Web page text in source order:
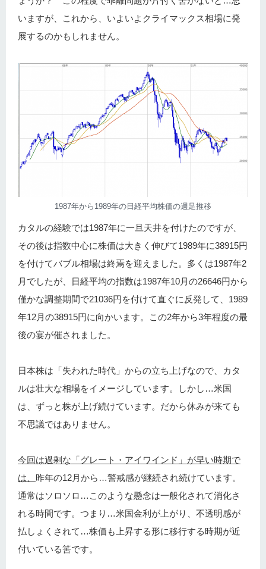
いますが、これから、いよいよクライマックス相場に発
展するのかもしれません。
1987年から1989年の日経平均株価の週足推移
カタルの経験では1987年に一旦天井を付けたのですが、
その後は指数中心に株価は大きく伸びて1989年に38915円
を付けてバブル相場は終焉を迎えました。多くは1987年2
月でしたが、日経平均の指数は1987年10月の26646円から
僅かな調整期間で21036円を付けて直ぐに反発して、1989
年12月の38915円に向かいます。この2年から3年程度の最
後の宴が催されました。
日本株は「失われた時代」からの立ち上げなので、カタ
ルは壮大な相場をイメージしています。しかし…米国
は、ずっと株が上げ続けています。だから休みが来ても
不思議ではありません。
今回は過剰な「グレート・アイワインド」が早い時期で
は、 昨年の12月から…警戒感が継続され続けています。
通常はソロソロ…このような懸念は一般化されて消化さ
れる時間です。つまり…米国金利が上がり、不透明感が
払しょくされて…株価も上昇する形に移行する時期が近
付いている筈です。